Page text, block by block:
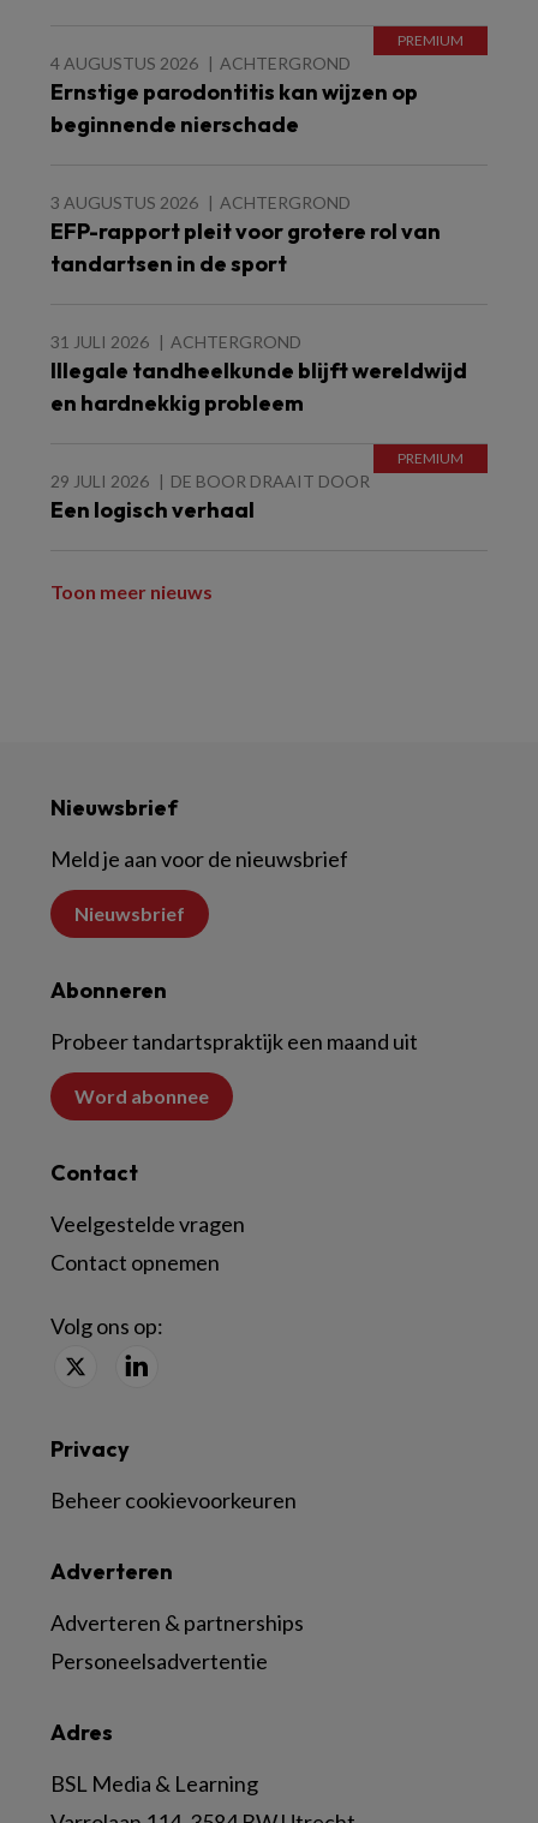
4 AUGUSTUS 2026 ACHTERGROND
Ernstige parodontitis kan wijzen op
beginnende nierschade
3 AUGUSTUS 2026 ACHTERGROND
EFP-rapport pleit voor grotere rol van
tandartsen in de sport
31 JULI 2026 ACHTERGROND
Illegale tandheelkunde blijft wereldwijd
en hardnekkig probleem
29 JULI 2026 DE BOOR DRAAIT DOOR
Een logisch verhaal
Toon meer nieuws
Nieuwsbrief
Meld je aan voor de nieuwsbrief
Nieuwsbrief
Abonneren
Probeer tandartspraktijk een maand uit
Word abonnee
Contact
Veelgestelde vragen
Contact opnemen
Volg ons op:
Adres
BSL Media & Learning
Adverteren
Adverteren & partnerships
Personeelsadvertentie
Privacy
Beheer cookievoorkeuren